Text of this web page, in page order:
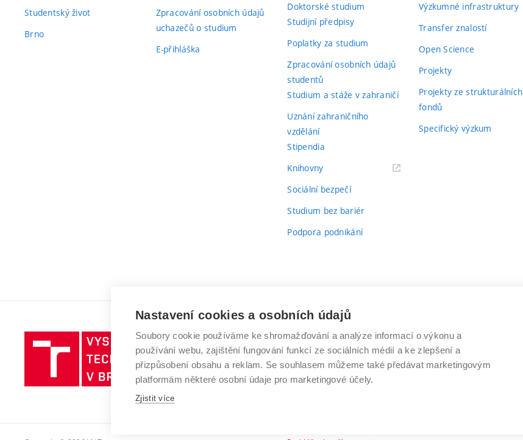
Studentský život
Brno
Zpracování osobních údajů
uchazečů o studium
E-přihláška
Doktorské studium
Studijní předpisy
Poplatky za studium
Zpracování osobních údajů
studentů
Studium a stáže v zahraničí
Uznání zahraničního
vzdělání
Stipendia
Knihovny(externí
Sociální bezpečí
Studium bez bariér
Podpora podnikání
Výzkumné infrastruktury
Transfer znalostí
Open Science
Projekty
Projekty ze strukturálních
fondů
Specifický výzkum
Vysoké
učení
technické
v
VYSOKÉ UČENÍ TECHNICKÉ V BRNĚ
Antonínská 548/1
602 00 Brno
www.vut.cz
Nastavení cookies a osobních údajů
Soubory cookie používáme ke shromažďování a analýze informací o výkonu a
používání webu, zajištění fungování funkcí ze sociálních médií a ke zlepšení a
přizpůsobení obsahu a reklam. Se souhlasem můžeme také předávat marketingovým
platformám některé osobní údaje pro marketingové účely.
Zjistit více